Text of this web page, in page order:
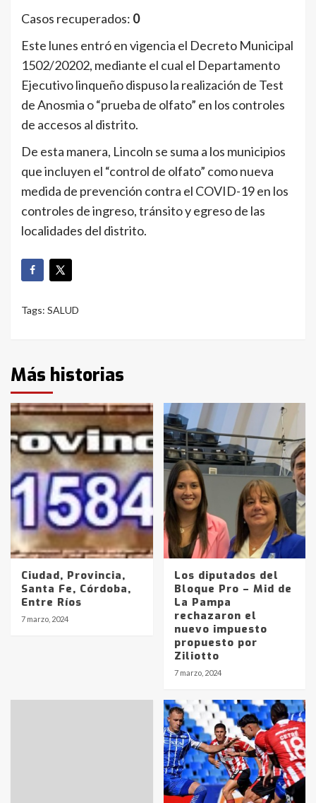
Casos recuperados: 0
Este lunes entró en vigencia el Decreto Municipal
1502/20202, mediante el cual el Departamento
Ejecutivo linqueño dispuso la realización de Test
de Anosmia o “prueba de olfato” en los controles
de accesos al distrito.
De esta manera, Lincoln se suma a los municipios
que incluyen el “control de olfato” como nueva
medida de prevención contra el COVID-19 en los
controles de ingreso, tránsito y egreso de las
localidades del distrito.
Tags: SALUD
Más historias
Ciudad, Provincia,
Santa Fe, Córdoba,
Entre Ríos
7 marzo, 2024
Los diputados del
Bloque Pro – Mid de
La Pampa
rechazaron el
nuevo impuesto
propuesto por
Ziliotto
7 marzo, 2024